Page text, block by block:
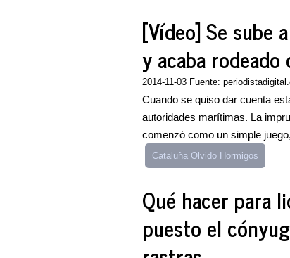
[Vídeo] Se sube
y acaba
2014-11-03 Fuente:
Cuando se quiso dar cuenta
autoridades marítimas. La
comenzó como un simple
Cataluña Olvido Hormigos
Qué hacer para
puesto el